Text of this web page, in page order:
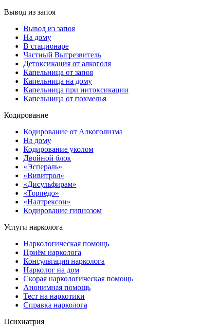
Вывод из запоя
Вывод из запоя
На дому
В стационаре
Частный Вытрезвитель
Детоксикация от алкоголя
Капельница от запоя
Капельница на дому
Капельница при интоксикации
Капельница от похмелья
Кодирование
Кодирование от Алкоголизма
На дому
Кодирование уколом
Двойной блок
«Эспераль»
«Вивитрол»
«Дисульфирам»
«Торпедо»
«Налтрексон»
Кодирование гипнозом
Услуги нарколога
Наркологическая помощь
Приём нарколога
Консультация нарколога
Нарколог на дом
Скорая наркологическая помощь
Анонимная помощь
Тест на наркотики
Справка нарколога
Психиатрия